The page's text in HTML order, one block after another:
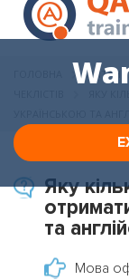
ЯКУ
УКРАЇНСЬКОЮ ТА
Яку
та
Мова